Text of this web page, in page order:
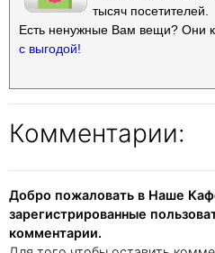
тысяч посетителей.
Есть ненужные Вам вещи? Они
с выгодой!
Комментарии:
Добро пожаловать в Наше
зарегистрированные
комментарии.